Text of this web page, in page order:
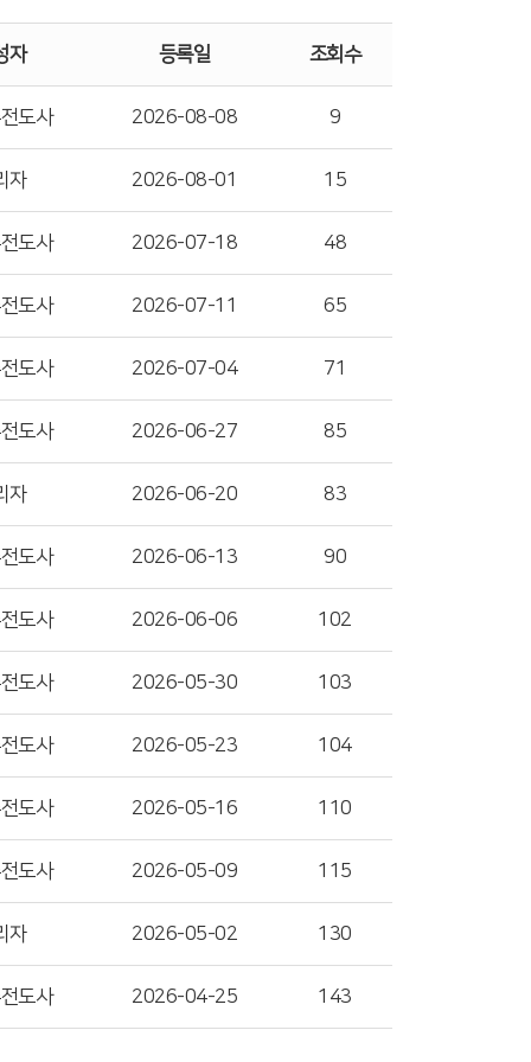
자 등록일 조회수
도사 2026-08-08 9
자 2026-08-01 15
도사 2026-07-18 48
도사 2026-07-11 65
도사 2026-07-04 71
도사 2026-06-27 85
자 2026-06-20 83
도사 2026-06-13 90
도사 2026-06-06 102
도사 2026-05-30 103
도사 2026-05-23 104
도사 2026-05-16 110
도사 2026-05-09 115
자 2026-05-02 130
도사 2026-04-25 143